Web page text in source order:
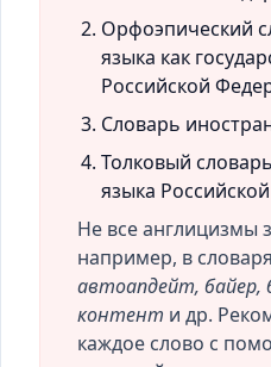
Орфоэпический
языка как
Российской
Словарь
Толковый
языка
Не все англицизмы
например, в
автоапдейт, байер,
контент и др.
каждое слово с